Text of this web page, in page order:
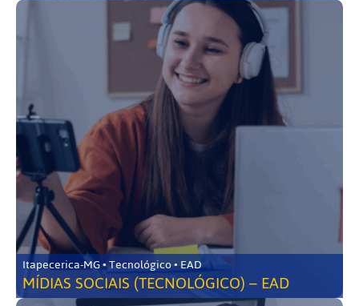
Itapecerica-MG • Tecnológico • EAD
MÍDIAS SOCIAIS (TECNOLÓGICO) – EAD